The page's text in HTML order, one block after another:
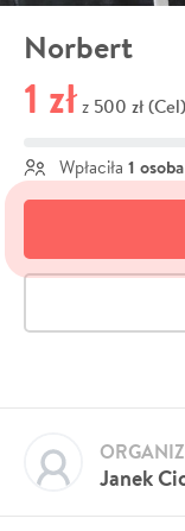
Norbert
1 zł z 500 zł (Cel)
Wpłaciła 1 osoba
Janek